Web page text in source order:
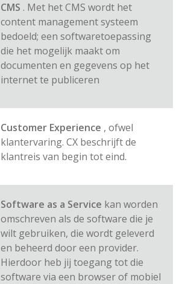
CMS . Met het CMS wordt het
content management systeem
bedoeld; een softwaretoepassing
die het mogelijk maakt om
documenten en gegevens op het
internet te publiceren
Customer Experience , ofwel
klantervaring. CX beschrijft de
klantreis van begin tot eind.
Software as a Service kan worden
omschreven als de software die je
wilt gebruiken, die wordt geleverd
en beheerd door een provider.
Hierdoor heb jij toegang tot die
software via een browser of mobiel